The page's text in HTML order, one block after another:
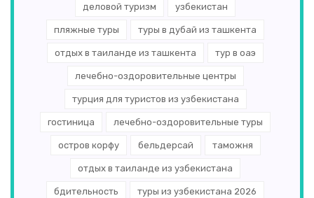
деловой туризм узбекистан
пляжные туры туры в дубай из ташкента
отдых в таиланде из ташкента тур в оаэ
лечебно-оздоровительные центры
турция для туристов из узбекистана
гостиница лечебно-оздоровительные туры
остров корфу бельдерсай таможня
отдых в таиланде из узбекистана
бдительность туры из узбекистана 2026